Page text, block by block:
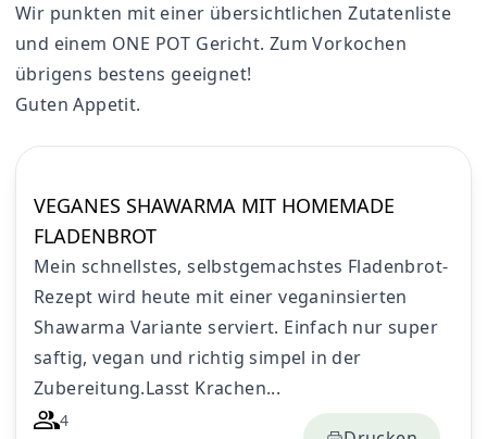
Wir punkten mit einer übersichtlichen Zutatenliste
und einem ONE POT Gericht. Zum Vorkochen
übrigens bestens geeignet!
Guten Appetit.
VEGANES SHAWARMA MIT HOMEMADE
FLADENBROT
Mein schnellstes, selbstgemachstes Fladenbrot-
Rezept wird heute mit einer veganinsierten
Shawarma Variante serviert. Einfach nur super
saftig, vegan und richtig simpel in der
Zubereitung.Lasst Krachen...
4